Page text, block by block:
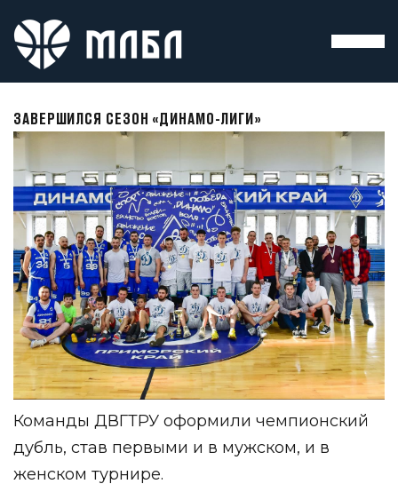
ЗАВЕРШИЛСЯ СЕЗОН «ДИНАМО-ЛИГИ»
Команды ДВГТРУ оформили чемпионский
дубль, став первыми и в мужском, и в
женском турнире.